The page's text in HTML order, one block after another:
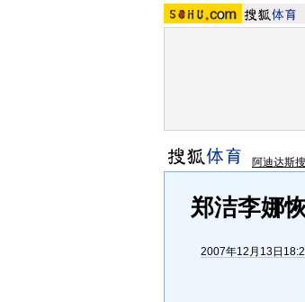
阿迪达斯
郑洁李娜
2007年12月13日